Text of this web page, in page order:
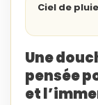
Ciel de
Une
pensée
et